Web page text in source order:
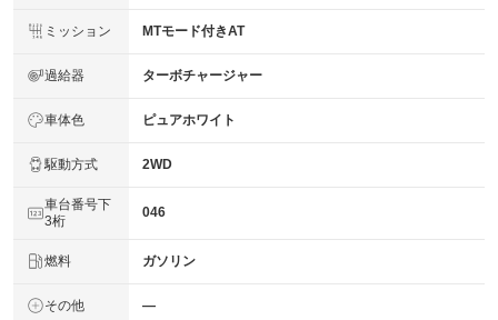
ミッション MTモード付きAT
過給器 ターボチャージャー
車体色 ピュアホワイト
駆動方式 2WD
車台番号下
3桁
046
燃料 ガソリン
その他 ―